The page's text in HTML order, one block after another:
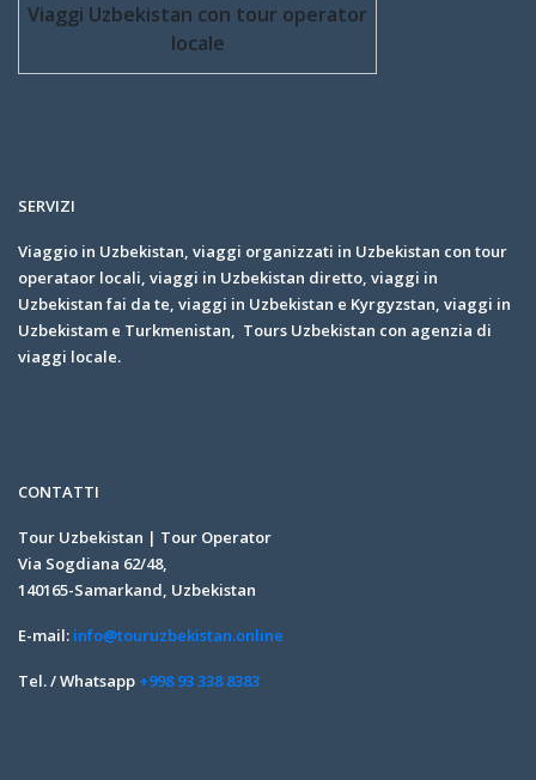
Viaggi Uzbekistan con tour operator
locale
SERVIZI
Viaggio in Uzbekistan, viaggi organizzati in Uzbekistan con tour
operataor locali, viaggi in Uzbekistan diretto, viaggi in
Uzbekistan fai da te, viaggi in Uzbekistan e Kyrgyzstan, viaggi in
Uzbekistam e Turkmenistan, Tours Uzbekistan con agenzia di
viaggi locale.
CONTATTI
Tour Uzbekistan | Tour Operator
Via Sogdiana 62/48,
140165-Samarkand, Uzbekistan
E-mail: info@touruzbekistan.online
Tel. / Whatsapp +998 93 338 8383